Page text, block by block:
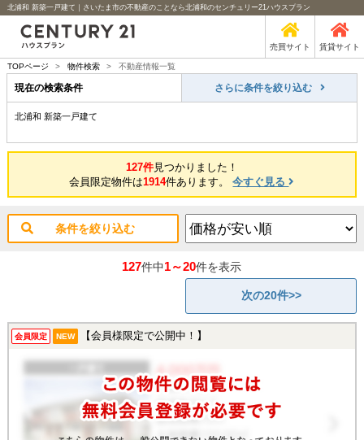
北浦和 新築一戸建て｜さいたま市の不動産のことなら北浦和のセンチュリー21ハウスプラン
売買サイト 賃貸サイト
TOPページ > 物件検索 > 不動産情報一覧
現在の検索条件 さらに条件を絞り込む
北浦和 新築一戸建て
127件見つかりました！
会員限定物件は1914件あります。今すぐ見る
条件を絞り込む
127件中1～20件を表示
次の20件>>
会員限定 NEW 【会員様限定で公開中！】